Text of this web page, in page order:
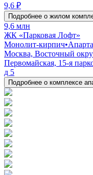
9,6 ₽
Подробнее о жилом
9,6 млн
ЖК «Парковая Лофт»
Монолит-кирпич•
Москва, Восточный
Первомайская, 15-я
д 5
Подробнее о комплексе